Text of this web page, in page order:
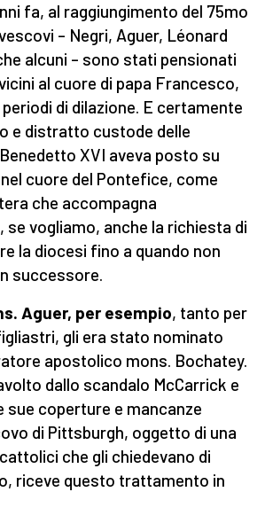
fa, al raggiungimento del 75mo
– Negri, Aguer, Léonard
alcuni – sono stati pensionati
al cuore di papa Francesco,
di dilazione. E certamente
e distratto custode delle
XVI aveva posto su
cuore del Pontefice, come
che accompagna
se vogliamo, anche la richiesta di
la diocesi fino a quando non
successore.
Aguer, per esempio, tanto per
gli era stato nominato
apostolico mons. Bochatey.
dallo scandalo McCarrick e
coperture e mancanze
di Pittsburgh, oggetto di una
che gli chiedevano di
riceve questo trattamento in